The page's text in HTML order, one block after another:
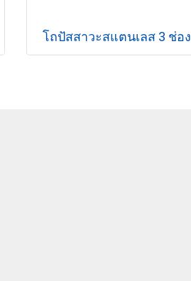
โถปัสสาวะสแตนเลส 3 ช่อง